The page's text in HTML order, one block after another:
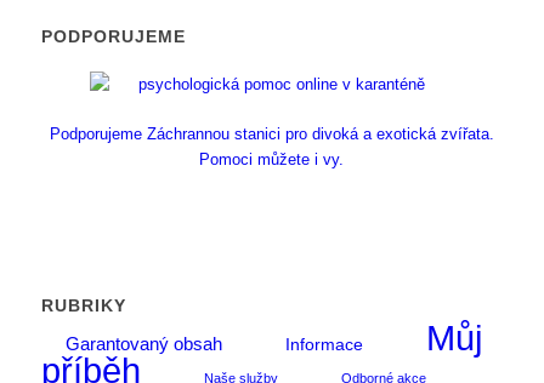
PODPORUJEME
Podporujeme Záchrannou stanici pro divoká a exotická zvířata.
Pomoci můžete i vy.
RUBRIKY
Garantovaný obsah
Informace
Můj
příběh
Naše služby Odborné akce